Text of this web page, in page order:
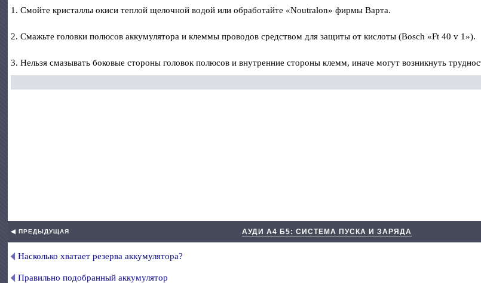
1. Смойте кристаллы окиси теплой щелочной водой или обработайте «Noutralon» фирмы Варта.
2. Смажьте головки полюсов аккумулятора и клеммы проводов средством для защиты от кислоты (Bosch «Ft 40 v 1»).
3. Нельзя смазывать боковые стороны головок полюсов и внутренние стороны клемм, иначе могут возникнуть
◀ ПРЕДЫДУЩАЯ АУДИ А4 Б5: СИСТЕМА ПУСКА И ЗАРЯДА
Насколько хватает резерва аккумулятора?
Правильно подобранный аккумулятор